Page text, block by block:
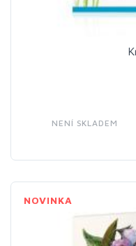
NENÍ SKLADEM
NOVINKA